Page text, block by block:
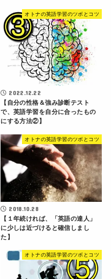
オトナの英語学習のツボとコツ
2022.12.22
【自分の性格＆強み診断テスト
で、英語学習を自分に合ったもの
にする方法②】
オトナの英語学習のツボとコツ
2018.10.28
【１年続ければ、「英語の達人」
に少しは近づけると確信しまし
た】
オトナの英語学習のツボとコツ